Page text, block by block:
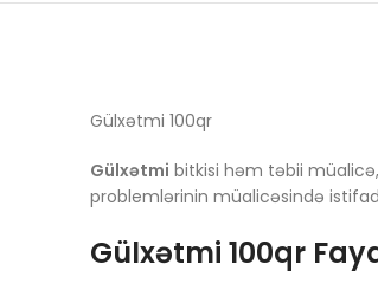
Gülxətmi 100qr
Gülxətmi bitkisi həm təbii
problemlərinin müalicəsində
Gülxətmi 100qr